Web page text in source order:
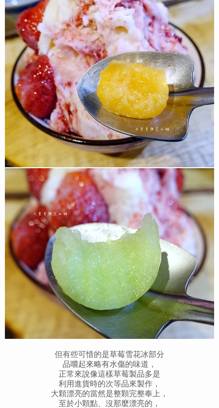
但有些可惜的是草莓雪花冰部分
品嚐起來略有水傷的味道，
正常來說像這樣草莓製品多是
利用進貨時的次等品來製作，
大顆漂亮的當然是整顆完整奉上，
至於小顆點、沒那麼漂亮的，